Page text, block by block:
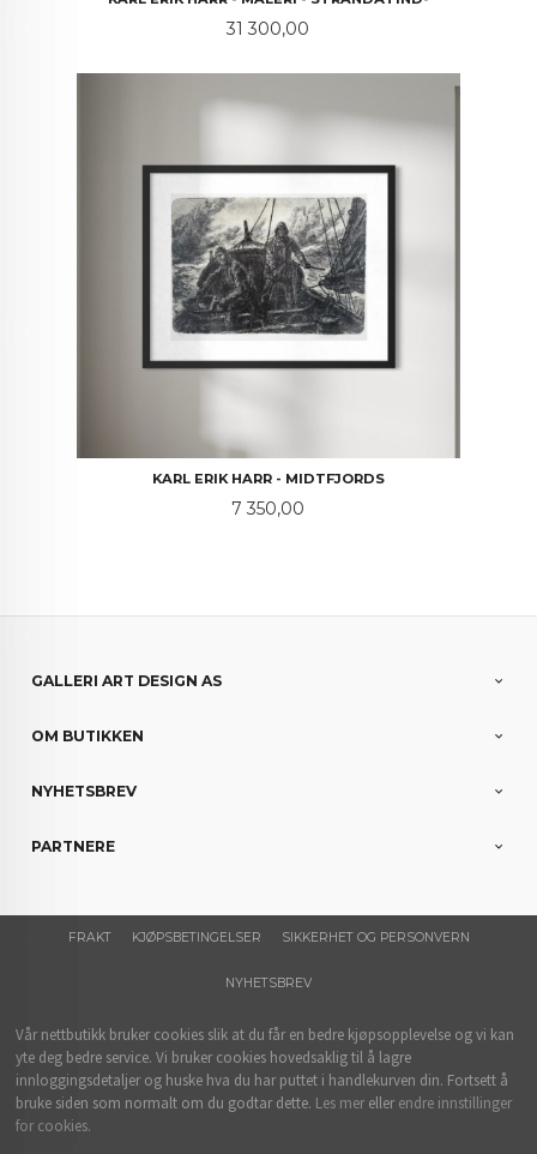
Pris
31 300,00
KARL ERIK HARR - MIDTFJORDS
Pris
7 350,00
GALLERI ART DESIGN AS
OM BUTIKKEN
NYHETSBREV
PARTNERE
FRAKT KJØPSBETINGELSER SIKKERHET OG PERSONVERN
NYHETSBREV
Vår nettbutikk bruker cookies slik at du får en bedre kjøpsopplevelse og vi kan
yte deg bedre service. Vi bruker cookies hovedsaklig til å lagre
innloggingsdetaljer og huske hva du har puttet i handlekurven din. Fortsett å
bruke siden som normalt om du godtar dette. Les mer eller endre innstillinger
for cookies.